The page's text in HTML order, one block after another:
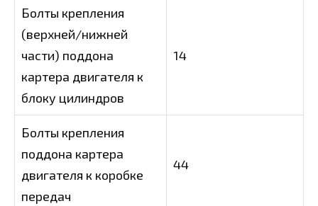
Болты крепления
(верхней/нижней
части) поддона
картера двигателя к
блоку цилиндров
14
Болты крепления
поддона картера
двигателя к коробке
передач
44